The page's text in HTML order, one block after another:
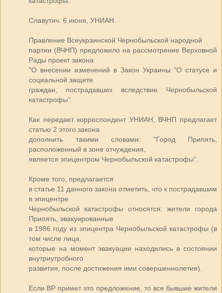
Славутич. 6 июня, УНИАН.
Правление Всеукраинской Чернобыльской народной
партии (ВЧНП) предложило на рассмотрение Верховной
Рады проект закона
"О внесении изменений в Закон Украины "О статусе и
социальной защите
граждан, пострадавших вследствие Чернобыльской
катастрофы".
Как передает корреспондент УНИАН, ВЧНП предлагает
статью 2 этого закона
дополнить такими словами: "Город Припять,
расположенный в зоне отчуждения,
является эпицентром Чернобыльской катастрофы".
Кроме того, предлагается
в статье 11 данного закона отметить, что к пострадавшим
в эпицентре
Чернобыльской катастрофы относятся: жители города
Припять, эвакуированные
в 1986 году из эпицентра Чернобыльской катастрофы (в
том числе лица,
которые на момент эвакуации находились в состоянии
внутриутробного
развития, после достижения ими совершеннолетия).
Если ВР примет это предложение, то все бывшие жители